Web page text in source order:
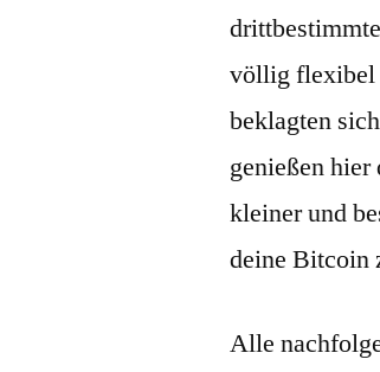
völlig flexibel
beklagten
genießen
kleiner und
deine Bitcoin
Alle